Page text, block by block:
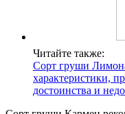
Читайте также:
Сорт груши
характеристики,
достоинства и